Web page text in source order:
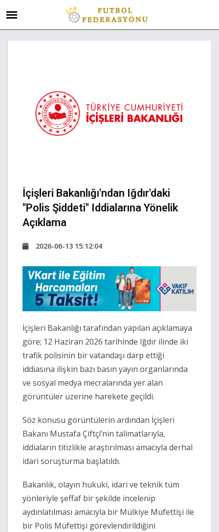
İçişleri Bakanlığı'ndan Iğdır'daki
"Polis Şiddeti" Iddialarına Yönelik
Açıklama
2026-06-13 15:12:04
İçişleri Bakanlığı tarafından yapılan açıklamaya
göre; 12 Haziran 2026 tarihinde Iğdır ilinde iki
trafik polisinin bir vatandaşı darp ettiği
iddiasına ilişkin bazı basın yayın organlarında
ve sosyal medya mecralarında yer alan
görüntüler üzerine harekete geçildi.
Söz konusu görüntülerin ardından İçişleri
Bakanı Mustafa Çiftçi’nin talimatlarıyla,
iddiaların titizlikle araştırılması amacıyla derhal
idari soruşturma başlatıldı.
Bakanlık, olayın hukuki, idari ve teknik tüm
yönleriyle şeffaf bir şekilde incelenip
aydınlatılması amacıyla bir Mülkiye Müfettişi ile
bir Polis Müfettişi görevlendirildiğini